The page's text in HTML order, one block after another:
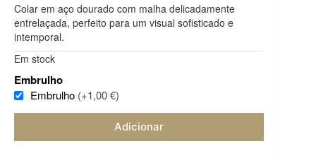
Colar em aço dourado com malha delicadamente
entrelaçada, perfeito para um visual sofisticado e
intemporal.
Em stock
Embrulho
Embrulho (+1,00 €)
Adicionar